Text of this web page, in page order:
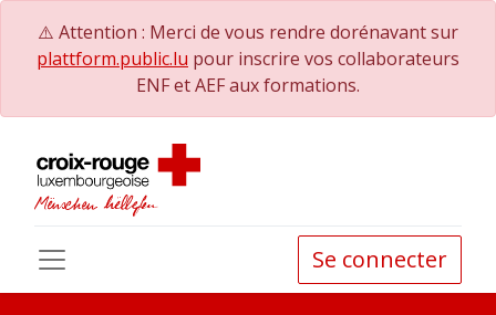
⚠️ Attention : Merci de vous rendre dorénavant sur
plattform.public.lu pour inscrire vos collaborateurs
ENF et AEF aux formations.
Se connecter